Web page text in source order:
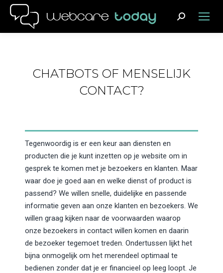
Search:
CHATBOTS OF MENSELIJK
CONTACT?
Tegenwoordig is er een keur aan diensten en
producten die je kunt inzetten op je website om in
gesprek te komen met je bezoekers en klanten. Maar
waar doe je goed aan en welke dienst of product is
passend? We willen snelle, duidelijke en passende
informatie geven aan onze klanten en bezoekers. We
willen graag kijken naar de voorwaarden waarop
onze bezoekers in contact willen komen en daarin
de bezoeker tegemoet treden. Ondertussen lijkt het
bijna onmogelijk om het merendeel optimaal te
bedienen zonder dat je er financieel op leeg loopt. Je